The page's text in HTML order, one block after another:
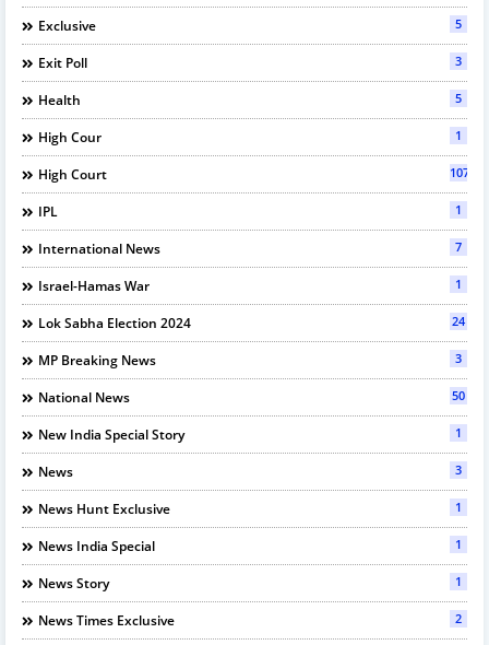
Exclusive 5
Exit Poll 3
Health 5
High Cour 1
High Court 107
IPL 1
International News 7
Israel-Hamas War 1
Lok Sabha Election 2024 24
MP Breaking News 3
National News 50
New India Special Story 1
News 3
News Hunt Exclusive 1
News India Special 1
News Story 1
News Times Exclusive 2